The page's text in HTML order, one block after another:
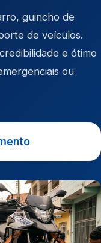
, guincho de
de veículos.
e ótimo
ou